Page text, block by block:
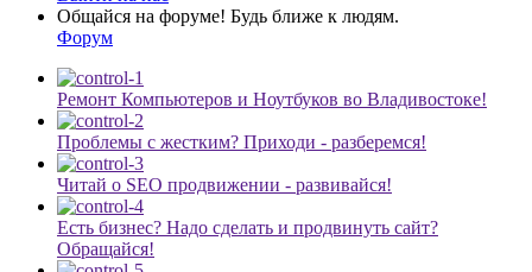
Общайся на форуме! Будь ближе к людям.
Форум
Ремонт Компьютеров и Ноутбуков во Владивостоке!
Проблемы с жестким? Приходи - разберемся!
Читай о SEO продвижении - развивайся!
Есть бизнес? Надо сделать и продвинуть сайт?
Обращайся!